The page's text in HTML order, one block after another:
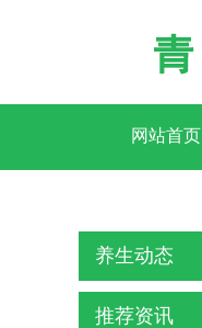
网站首页
养生动态
推荐资讯